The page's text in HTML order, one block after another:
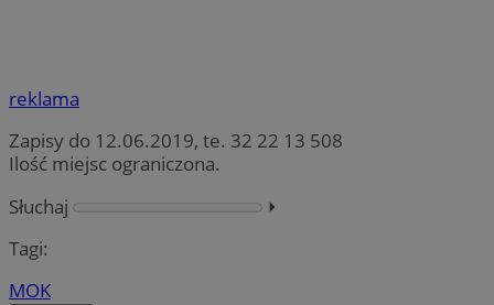
reklama
Zapisy do 12.06.2019, te. 32 22 13 508
Ilość miejsc ograniczona.
Słuchaj
⏵︎
Tagi:
MOK